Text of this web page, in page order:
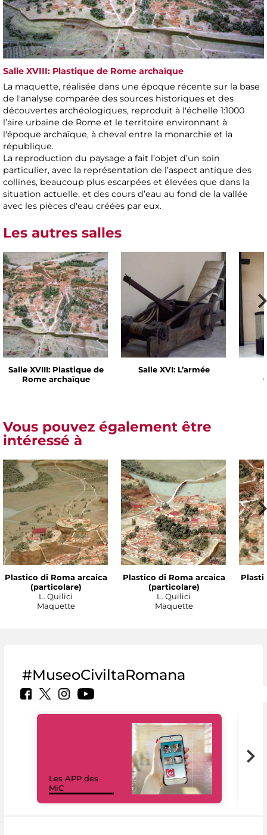
Salle XVIII: Plastique de Rome archaïque
La maquette, réalisée dans une époque récente sur la base
de l'analyse comparée des sources historiques et des
découvertes archéologiques, reproduit à l'échelle 1:1000
l’aire urbaine de Rome et le territoire environnant à
l'époque archaïque, à cheval entre la monarchie et la
république.
La reproduction du paysage a fait l’objet d’un soin
particulier, avec la représentation de l’aspect antique des
collines, beaucoup plus escarpées et élevées que dans la
situation actuelle, et des cours d’eau au fond de la vallée
avec les pièces d'eau créées par eux.
Les autres salles
Salle XVIII: Plastique de
Rome archaïque
Salle XVI: L’armée
Vous pouvez également être
intéressé à
Plastico di Roma arcaica
(particolare)
L. Quilici
Maquette
Plastico di Roma arcaica
(particolare)
L. Quilici
Maquette
#MuseoCiviltaRomana
Les APP des
MiC